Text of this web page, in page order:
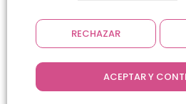
RECHAZAR
ACEPTAR Y